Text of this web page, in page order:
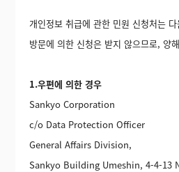
개인정보 취급에 관한 민원 신청처는
방문에 의한 신청은 받지 않으므로, 양
1.우편에 의한 경우
Sankyo Corporation
c/o Data Protection Officer
General Affairs Division,
Sankyo Building Umeshin, 4-4-13